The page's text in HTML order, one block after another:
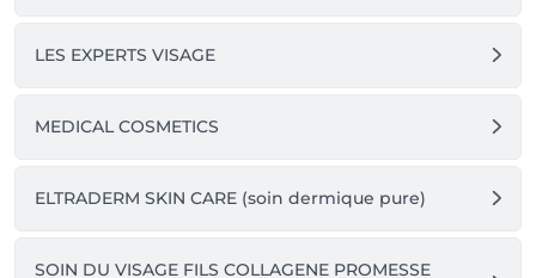
pointe!
Essence de soi vous promet une expérience
Choisissez votre ambiance, votre fragrance, votre
LES EXPERTS VISAGE
MEDICAL COSMETICS
ELTRADERM SKIN CARE (soin dermique pure)
SOIN DU VISAGE FILS COLLAGENE PROMESSE